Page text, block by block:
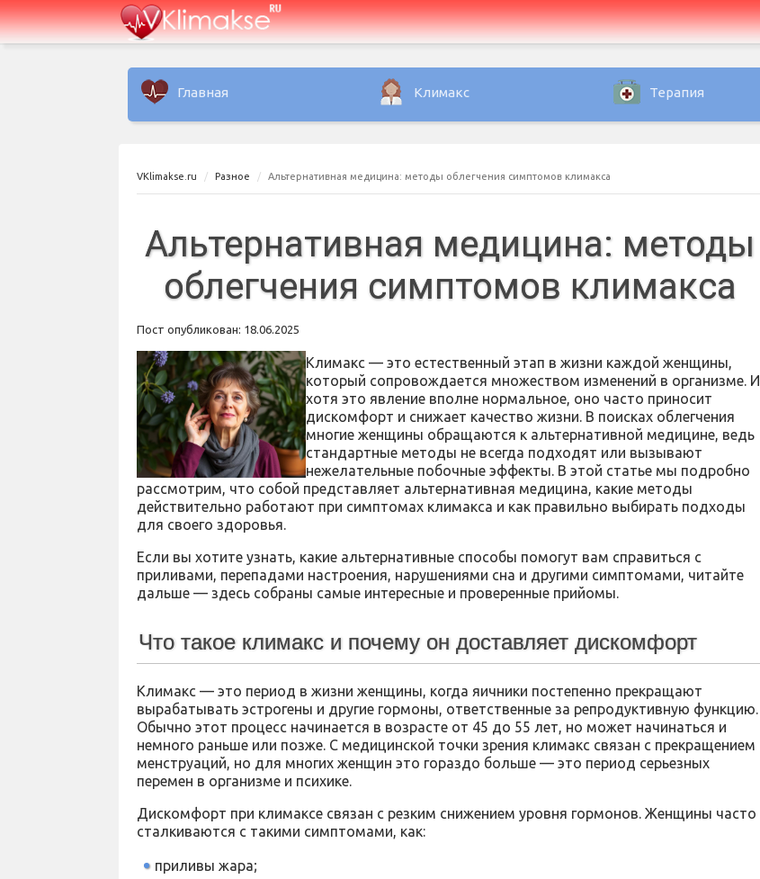
Главная Климакс Терапия
VKlimakse.ru Разное Альтернативная медицина: методы облегчения симптомов климакса
Альтернативная медицина: методы
облегчения симптомов климакса
Пост опубликован: 18.06.2025
Климакс — это естественный этап в жизни каждой женщины,
который сопровождается множеством изменений в организме. И
хотя это явление вполне нормальное, оно часто приносит
дискомфорт и снижает качество жизни. В поисках облегчения
многие женщины обращаются к альтернативной медицине, ведь
стандартные методы не всегда подходят или вызывают
нежелательные побочные эффекты. В этой статье мы подробно
рассмотрим, что собой представляет альтернативная медицина, какие методы
действительно работают при симптомах климакса и как правильно выбирать подходы
для своего здоровья.
Если вы хотите узнать, какие альтернативные способы помогут вам справиться с
приливами, перепадами настроения, нарушениями сна и другими симптомами, читайте
дальше — здесь собраны самые интересные и проверенные прийомы.
Что такое климакс и почему он доставляет дискомфорт
Климакс — это период в жизни женщины, когда яичники постепенно прекращают
вырабатывать эстрогены и другие гормоны, ответственные за репродуктивную функцию.
Обычно этот процесс начинается в возрасте от 45 до 55 лет, но может начинаться и
немного раньше или позже. С медицинской точки зрения климакс связан с прекращением
менструаций, но для многих женщин это гораздо больше — это период серьезных
перемен в организме и психике.
Дискомфорт при климаксе связан с резким снижением уровня гормонов. Женщины часто
сталкиваются с такими симптомами, как:
приливы жара;